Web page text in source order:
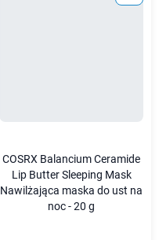
COSRX Balancium Ceramide
Lip Butter Sleeping Mask
Nawilżająca maska do ust na
noc - 20 g